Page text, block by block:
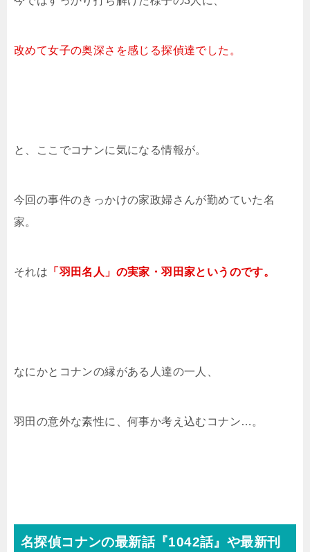
改めて女子の奥深さを感じる探偵達でした。
と、ここでコナンに気になる情報が。
今回の事件のきっかけの家政婦さんが勤めていた名
家。
それは 「羽田名人」の実家・羽田家というのです。
なにかとコナンの縁がある人達の一人、
羽田の意外な素性に、何事か考え込むコナン…。
名探偵コナンの最新話『1042話』や最新刊